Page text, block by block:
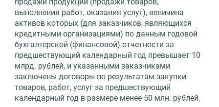
выполнения работ, оказания услуг), величина
активов которых (для заказчиков, являющихся
кредитными организациями) по данным годовой
бухгалтерской (финансовой) отчетности за
предшествующий календарный год превышает 10
млрд. рублей, и указанными заказчиками
заключены договоры по результатам закупки
товаров, работ, услуг за предшествующий
календарный год в размере менее 50 млн. рублей.